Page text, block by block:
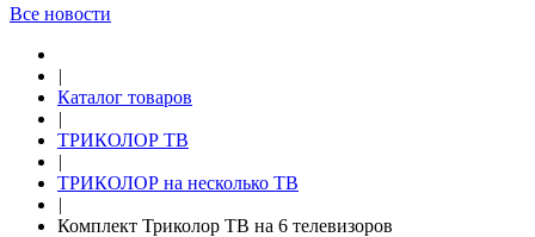
Все новости
|
Каталог товаров
|
ТРИКОЛОР ТВ
|
ТРИКОЛОР на несколько ТВ
|
Комплект Триколор ТВ на 6 телевизоров